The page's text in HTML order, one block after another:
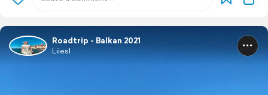
Roadtrip - Balkan 2021
Liiesl